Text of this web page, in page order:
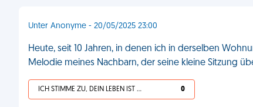
Unter Anonyme - 20/05/2025 23:00
Heute, seit 10 Jahren, in denen ich in derselben
Melodie meines Nachbarn, der seine kleine Sitzung
ICH STIMME ZU, DEIN LEBEN IST SCHEISSE 0